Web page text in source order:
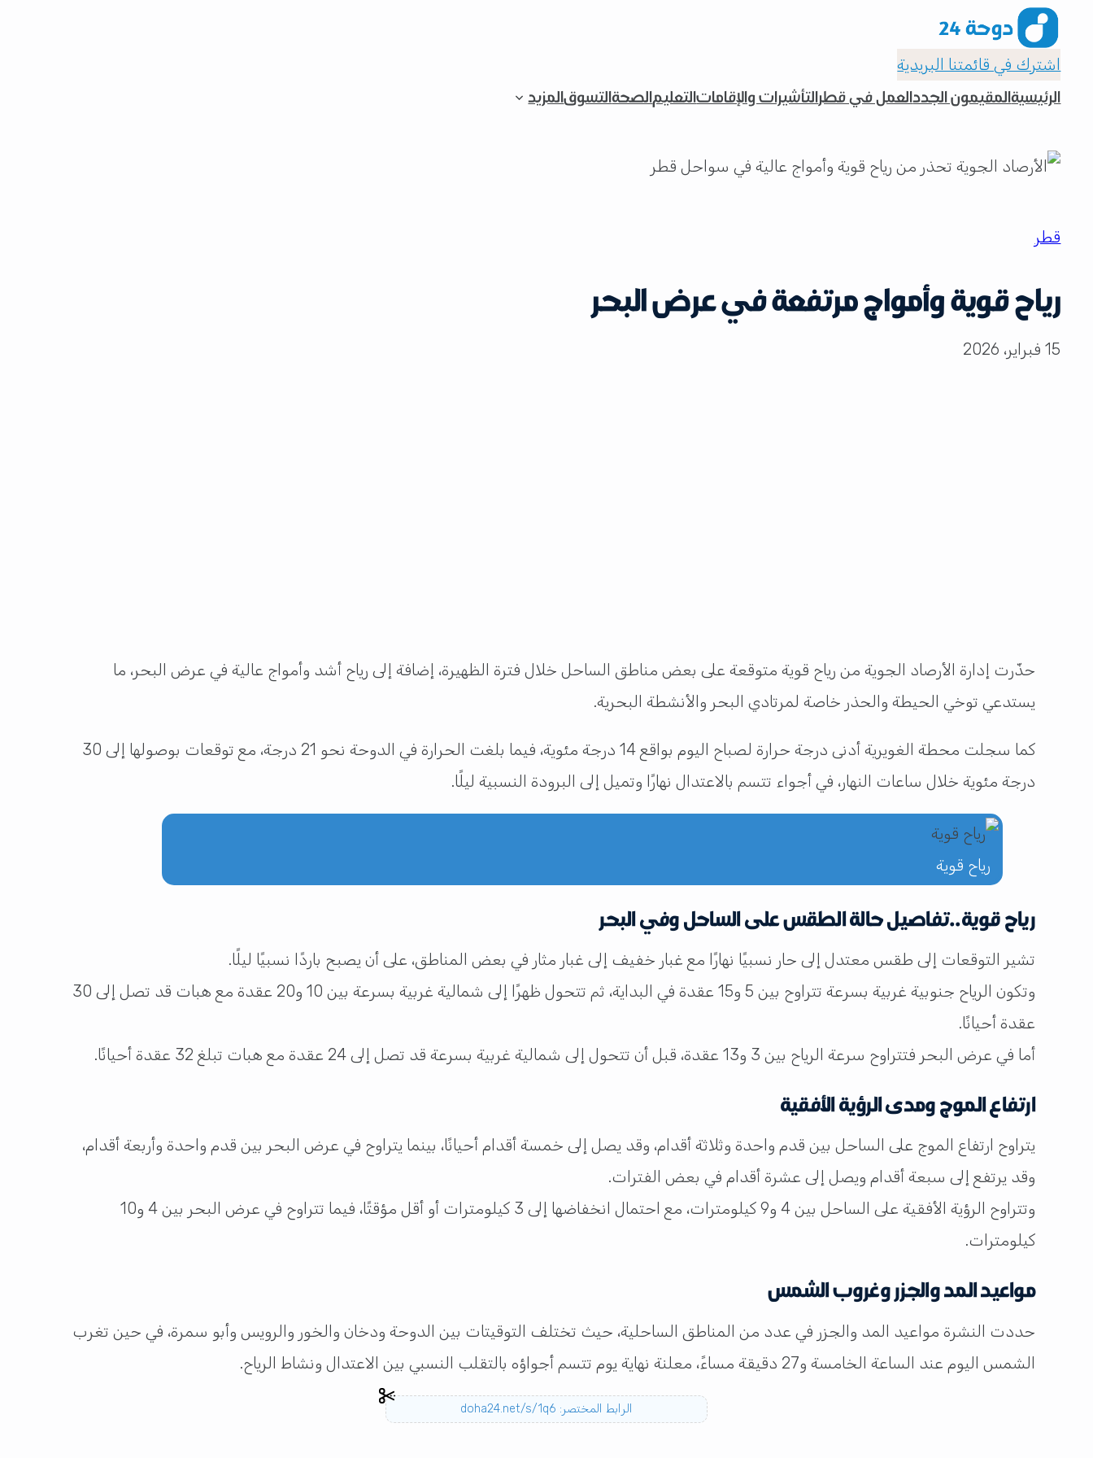
اشترك في قائمتنا البريدية
الرئيسيةالمقيمون الجددالعمل في قطرالتأشيرات والإقاماتالتعليمالصحةالتسوقالمزيد
قطر
رياح قوية وأمواج مرتفعة في عرض البحر
15 فبراير، 2026
حذّرت إدارة الأرصاد الجوية من رياح قوية متوقعة على بعض مناطق الساحل خلال فترة الظهيرة، إضافة إلى رياح أشد وأمواج عالية في عرض البحر، ما
يستدعي توخي الحيطة والحذر خاصة لمرتادي البحر والأنشطة البحرية.
كما سجلت محطة الغويرية أدنى درجة حرارة لصباح اليوم بواقع 14 درجة مئوية، فيما بلغت الحرارة في الدوحة نحو 21 درجة، مع توقعات بوصولها إلى 30
درجة مئوية خلال ساعات النهار، في أجواء تتسم بالاعتدال نهارًا وتميل إلى البرودة النسبية ليلًا.
رياح قوية
رياح قوية..تفاصيل حالة الطقس على الساحل وفي البحر
تشير التوقعات إلى طقس معتدل إلى حار نسبيًا نهارًا مع غبار خفيف إلى غبار مثار في بعض المناطق، على أن يصبح باردًا نسبيًا ليلًا.
وتكون الرياح جنوبية غربية بسرعة تتراوح بين 5 و15 عقدة في البداية، ثم تتحول ظهرًا إلى شمالية غربية بسرعة بين 10 و20 عقدة مع هبات قد تصل إلى 30
عقدة أحيانًا.
أما في عرض البحر فتتراوح سرعة الرياح بين 3 و13 عقدة، قبل أن تتحول إلى شمالية غربية بسرعة قد تصل إلى 24 عقدة مع هبات تبلغ 32 عقدة أحيانًا.
ارتفاع الموج ومدى الرؤية الأفقية
يتراوح ارتفاع الموج على الساحل بين قدم واحدة وثلاثة أقدام، وقد يصل إلى خمسة أقدام أحيانًا، بينما يتراوح في عرض البحر بين قدم واحدة وأربعة أقدام،
وقد يرتفع إلى سبعة أقدام ويصل إلى عشرة أقدام في بعض الفترات.
وتتراوح الرؤية الأفقية على الساحل بين 4 و9 كيلومترات، مع احتمال انخفاضها إلى 3 كيلومترات أو أقل مؤقتًا، فيما تتراوح في عرض البحر بين 4 و10
كيلومترات.
مواعيد المد والجزر وغروب الشمس
حددت النشرة مواعيد المد والجزر في عدد من المناطق الساحلية، حيث تختلف التوقيتات بين الدوحة ودخان والخور والرويس وأبو سمرة، في حين تغرب
الشمس اليوم عند الساعة الخامسة و27 دقيقة مساءً، معلنة نهاية يوم تتسم أجواؤه بالتقلب النسبي بين الاعتدال ونشاط الرياح.
الرابط المختصر: doha24.net/s/1q6